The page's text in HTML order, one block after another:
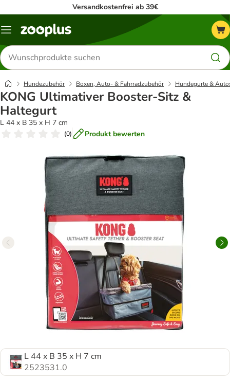
Versandkostenfrei ab 39€
Menü
Produkte
suchen
Hundezubehör Boxen, Auto- & Fahrradzubehör Hundegurte &
KONG Ultimativer Booster-Sitz &
Haltegurt
L 44 x B 35 x H 7 cm
(0) Produkt bewerten
L 44 x B 35 x H 7 cm
2523531.0